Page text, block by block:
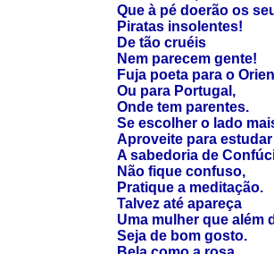
Que à pé doerão os
Piratas insolentes!
De tão cruéis
Nem parecem gente!
Fuja poeta para o
Ou para Portugal,
Onde tem parentes.
Se escolher o lado
Aproveite para estudar
A sabedoria de
Não fique confuso,
Pratique a meditação.
Talvez até apareça
Uma mulher que além
Seja de bom gosto.